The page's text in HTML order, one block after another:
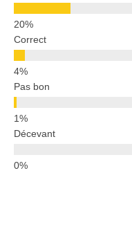
Correct
Pas bon
Décevant